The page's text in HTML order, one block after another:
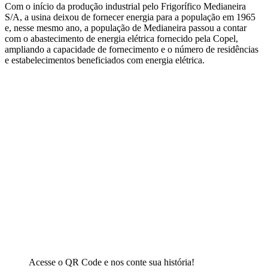
Com o início da produção industrial pelo Frigorífico Medianeira
S/A, a usina deixou de fornecer energia para a população em 1965
e, nesse mesmo ano, a população de Medianeira passou a contar
com o abastecimento de energia elétrica fornecido pela Copel,
ampliando a capacidade de fornecimento e o número de residências
e estabelecimentos beneficiados com energia elétrica.
Acesse o QR Code e nos conte sua história!